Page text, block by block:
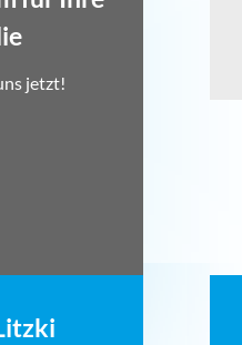
jetzt!